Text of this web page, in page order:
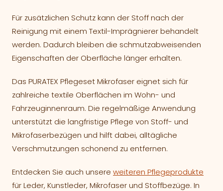
Für zusätzlichen Schutz kann der Stoff nach der
Reinigung mit einem Textil-Imprägnierer behandelt
werden. Dadurch bleiben die schmutzabweisenden
Eigenschaften der Oberfläche länger erhalten.
Das PURATEX Pflegeset Mikrofaser eignet sich für
zahlreiche textile Oberflächen im Wohn- und
Fahrzeuginnenraum. Die regelmäßige Anwendung
unterstützt die langfristige Pflege von Stoff- und
Mikrofaserbezügen und hilft dabei, alltägliche
Verschmutzungen schonend zu entfernen.
Entdecken Sie auch unsere weiteren Pflegeprodukte
für Leder, Kunstleder, Mikrofaser und Stoffbezüge. In